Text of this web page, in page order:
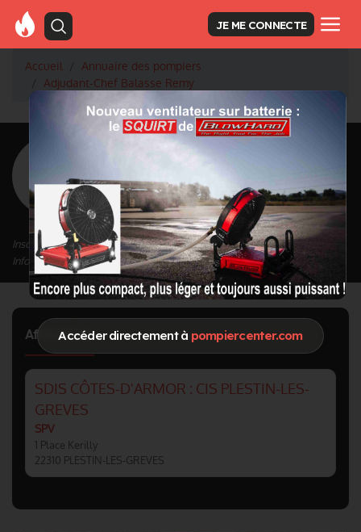
Accéder directement à pompiercenter.com
JE ME CONNECTE
Accueil
Annuaire des pompiers
Adjudant-Chef Balasse Remy
Retour à la liste des pompiers
Balasse Remy
Grade : Adjudant-Chef
Inscrit depuis le 21/12/2020 à 13:01
Informations mises à jour le 21/12/2020 à 13:03
Affectation
SDIS CÔTES-D'ARMOR : CIS PLESTIN-LES-
GREVES
SPV
1 Place Kerilly
22310 PLESTIN-LES-GREVES